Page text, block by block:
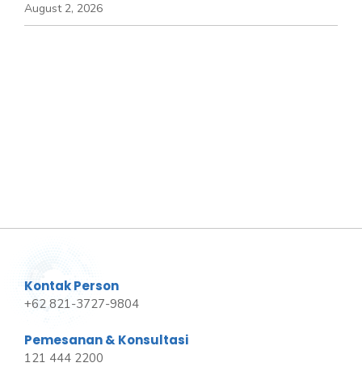
August 2, 2026
Kontak Person
+62 821-3727-9804
Pemesanan & Konsultasi
121 444 2200